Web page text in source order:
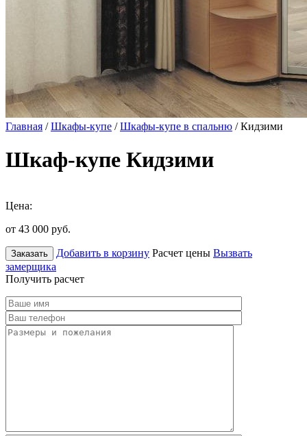
Главная /Шкафы-купе /Шкафы-купе в спальню / Кидзими
Шкаф-купе Кидзими
Цена:
от 43 000 руб.
Заказать Добавить в корзину Расчет цены Вызвать
замерщика
Получить расчет